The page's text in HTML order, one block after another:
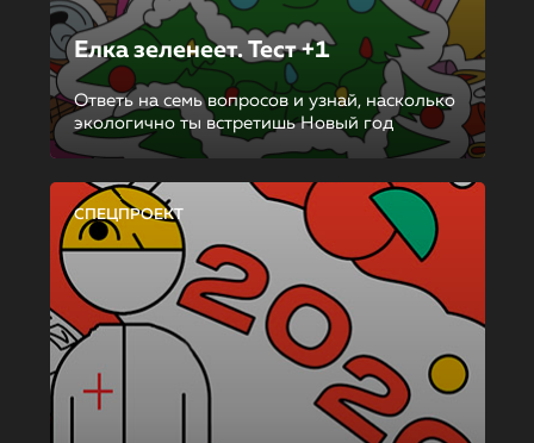
Елка зеленеет. Тест +1
Ответь на семь вопросов и узнай, насколько
экологично ты встретишь Новый год
СПЕЦПРОЕКТ